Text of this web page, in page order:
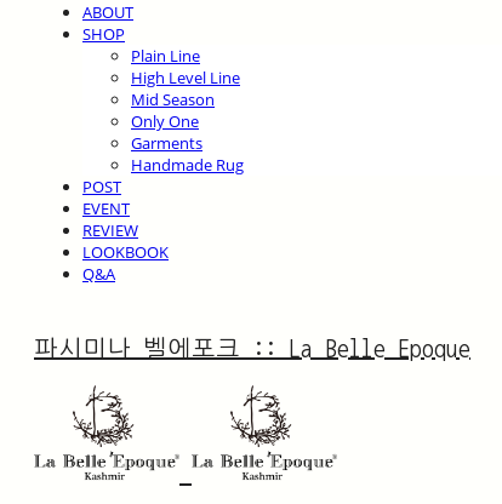
ABOUT
SHOP
Plain Line
High Level Line
Mid Season
Only One
Garments
Handmade Rug
POST
EVENT
REVIEW
LOOKBOOK
Q&A
파시미나 벨에포크 :: La Belle Epoque